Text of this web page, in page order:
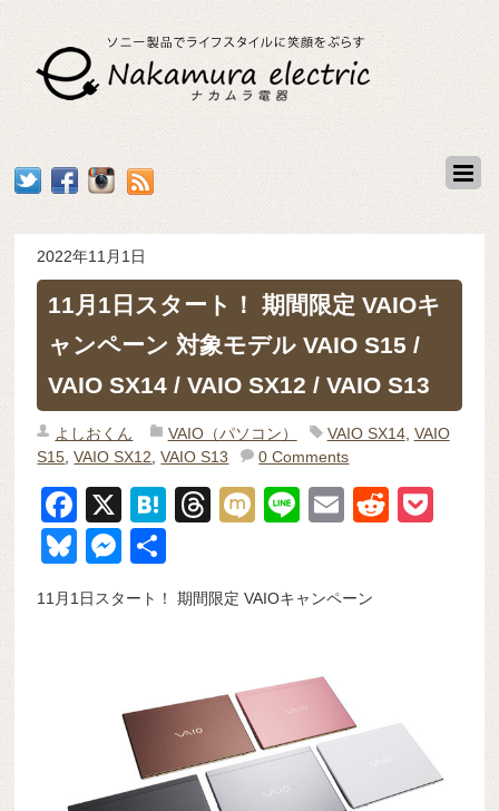
2022年11月1日
11月1日スタート！ 期間限定 VAIOキ
ャンペーン 対象モデル VAIO S15 /
VAIO SX14 / VAIO SX12 / VAIO S13
よしおくん VAIO（パソコン） VAIO SX14, VAIO
S15 ,VAIO SX12 ,VAIO S13 0 Comments
F
a
c
e
X
H
n
T
a
M
Li
E
R
Bl
u
e
M
ss
g
er
有
11月1日スタート！ 期間限定 VAIOキャンペーン